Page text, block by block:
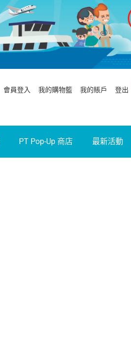
會員登入 我的購物籃 我的賬戶 登出
PT Pop-Up 商店 最新活動